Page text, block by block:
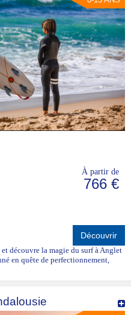
À partir de
766 €
Découvrir
découvre la magie du surf à Anglet
en quête de perfectionnement,